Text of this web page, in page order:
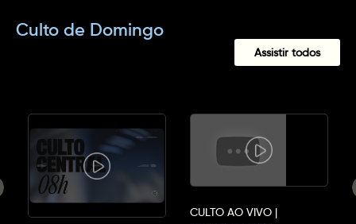
Culto de Domingo
Assistir todos
CULTO AO VIVO |